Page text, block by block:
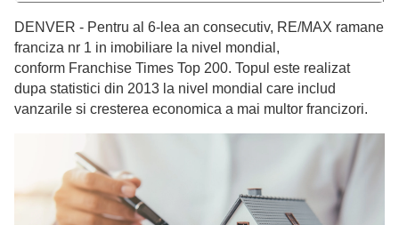
DENVER - Pentru al 6-lea an consecutiv, RE/MAX ramane
franciza nr 1 in imobiliare la nivel mondial,
conform Franchise Times Top 200. Topul este realizat
dupa statistici din 2013 la nivel mondial care includ
vanzarile si cresterea economica a mai multor francizori.